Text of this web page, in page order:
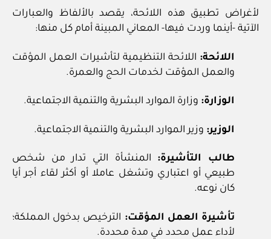
لأغراض تطبيق هذه اللائحة، يقصد بالألفاظ والعبارات
الآتية -أينما وردت فيها- المعاني المبينة أمام كل منها:
اللائحة: اللائحة التنظيمية لتأشيرات العمل المؤقت
والعمل المؤقت لخدمات الحج والعمرة.
الوزارة: وزارة الموارد البشرية والتنمية الاجتماعية.
الوزير: وزير الموارد البشرية والتنمية الاجتماعية.
طالب التأشيرة: المنشأة التي تدار من شخص
طبيعي أو اعتباري وتشغل عاملا أو أكثر لقاء أجر أيا
كان نوعه.
تأشيرة العمل المؤقت: الترخيص بدخول المملكة؛
لأداء عمل محدد في مدة محددة.